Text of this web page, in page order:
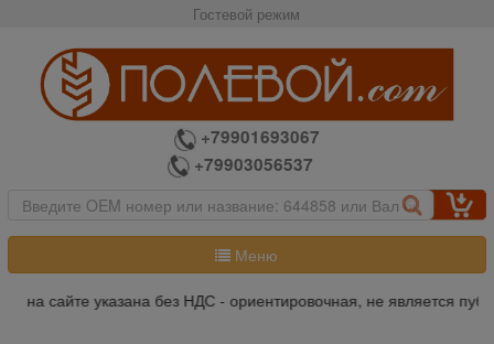
Гостевой режим
+79901693067
+79903056537
Меню
на сайте указана без НДС - ориентировочная, не является